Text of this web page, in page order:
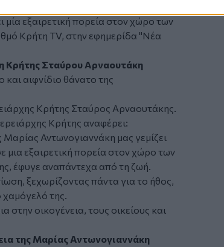
της πνοή.
εξαιρετική πορεία στον χώρο των
Κρήτη TV, στην εφημερίδα "Νέα
Κρήτης Σταύρου Αρναουτάκη
αιφνίδιο θάνατο της
Κρήτης Σταύρος Αρναουτάκης.
Κρήτης αναφέρει:
Αντωνογιαννάκη μας γεμίζει
μια εξαιρετική πορεία στον χώρο των
έφυγε αναπάντεχα από τη ζωή.
ξεχωρίζοντας πάντα για το ήθος,
χαμόγελό της.
στην οικογένεια, τους οικείους και
της Μαρίας Αντωνογιαννάκη